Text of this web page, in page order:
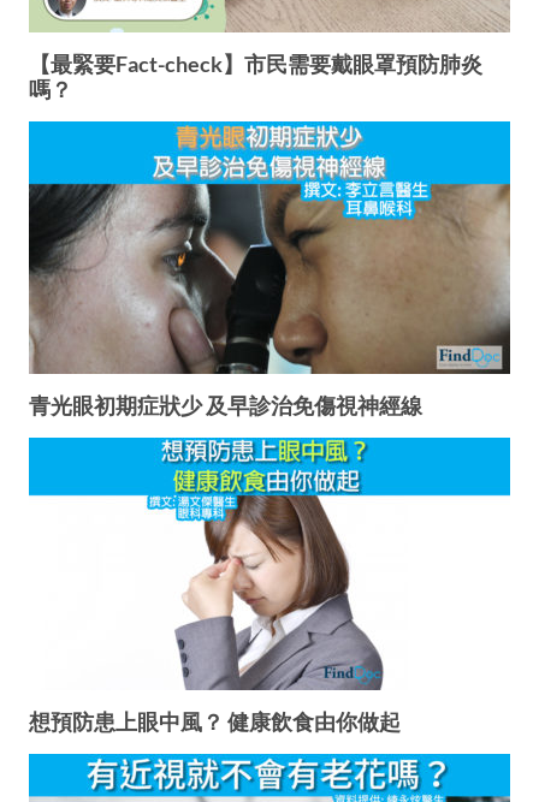
【最緊要Fact-check】市民需要戴眼罩預防肺炎
嗎？
青光眼初期症狀少 及早診治免傷視神經線
想預防患上眼中風？ 健康飲食由你做起